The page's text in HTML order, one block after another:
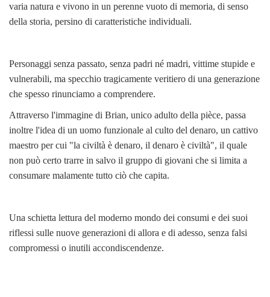
varia natura e vivono in un perenne vuoto di memoria, di senso
della storia, persino di caratteristiche individuali.
Personaggi senza passato, senza padri né madri, vittime stupide e
vulnerabili, ma specchio tragicamente veritiero di una generazione
che spesso rinunciamo a comprendere.
Attraverso l'immagine di Brian, unico adulto della pièce, passa
inoltre l'idea di un uomo funzionale al culto del denaro, un cattivo
maestro per cui "la civiltà è denaro, il denaro è civiltà", il quale
non può certo trarre in salvo il gruppo di giovani che si limita a
consumare malamente tutto ciò che capita.
Una schietta lettura del moderno mondo dei consumi e dei suoi
riflessi sulle nuove generazioni di allora e di adesso, senza falsi
compromessi o inutili accondiscendenze.